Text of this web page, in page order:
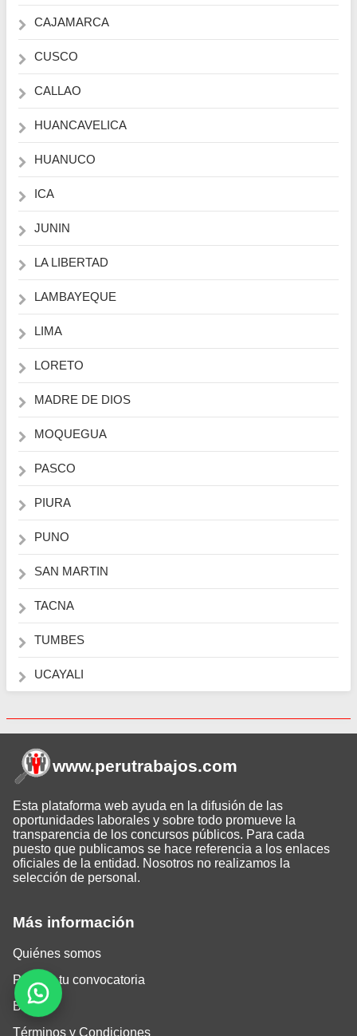
CAJAMARCA
CUSCO
CALLAO
HUANCAVELICA
HUANUCO
ICA
JUNIN
LA LIBERTAD
LAMBAYEQUE
LIMA
LORETO
MADRE DE DIOS
MOQUEGUA
PASCO
PIURA
PUNO
SAN MARTIN
TACNA
TUMBES
UCAYALI
Más información
Quiénes somos
Publica tu convocatoria
Blog
Términos y Condiciones
www.perutrabajos.com
Esta plataforma web ayuda en la difusión de las
oportunidades laborales y sobre todo promueve la
transparencia de los concursos públicos. Para cada
puesto que publicamos se hace referencia a los enlaces
oficiales de la entidad. Nosotros no realizamos la
selección de personal.